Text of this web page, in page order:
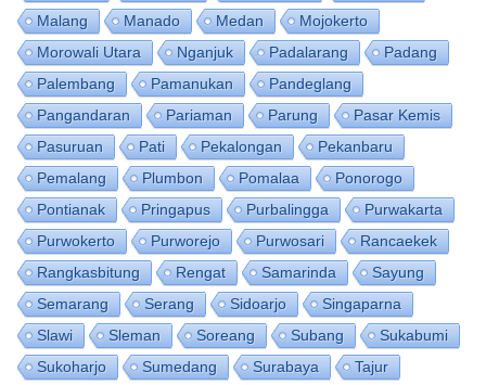
Malang
Manado Medan
Mojokerto
Morowali Utara
Nganjuk Padalarang
Padang
Palembang
Pamanukan
Pandeglang
Pangandaran
Pariaman Parung
Pasar Kemis
Pasuruan
Pati Pekalongan
Pekanbaru
Pemalang
Plumbon Pomalaa
Ponorogo
Pontianak
Pringapus Purbalingga
Purwakarta
Purwokerto
Purworejo Purwosari
Rancaekek
Rangkasbitung
Rengat Samarinda
Sayung
Semarang
Serang Sidoarjo
Singaparna
Slawi
Sleman Soreang Subang
Sukabumi
Sukoharjo
Sumedang Surabaya
Tajur